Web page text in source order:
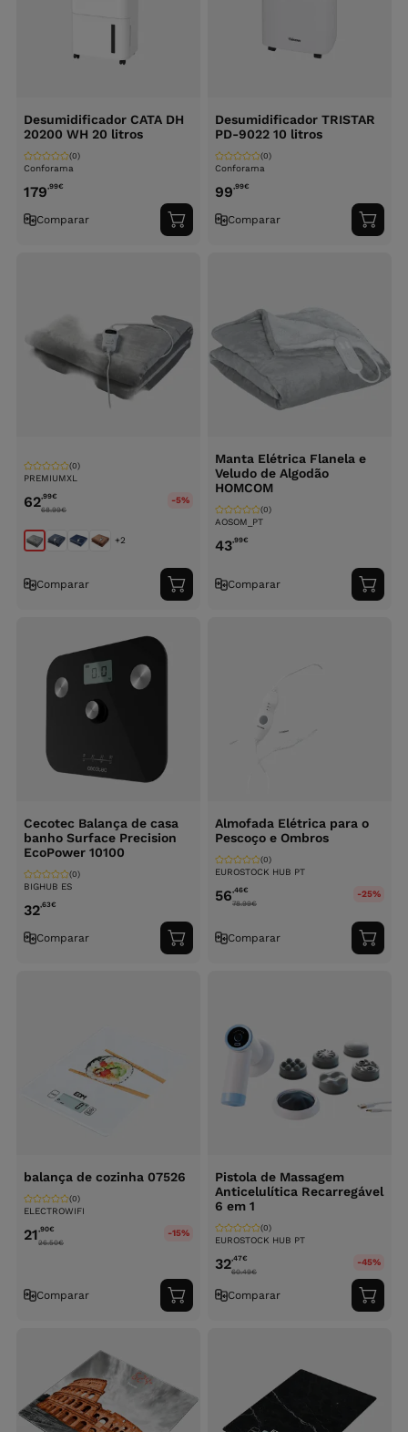
Desumidificador CATA DH
20200 WH 20 litros
Conforama
(0)
179,99€
Comparar
Adicionar
ao
Desumidificador TRISTAR
PD-9022 10 litros
Conforama
(0)
99,99€
Comparar
ao
PREMIUMXL
(0)
62,99€
68.99€
-5%
+2
Comparar
Adicionar
ao
Manta Elétrica Flanela e
Veludo de Algodão
HOMCOM
AOSOM_PT
(0)
43,99€
Comparar
ao
Cecotec Balança de casa
banho Surface Precision
EcoPower 10100
BIGHUB ES
(0)
32,63€
Comparar
Adicionar
ao
Almofada Elétrica para o
Pescoço e Ombros
EUROSTOCK HUB PT
(0)
56,46€
78.99€
-25%
Comparar
ao
balança de cozinha 07526
ELECTROWIFI
(0)
21,90€
26.50€
-15%
Comparar
Adicionar
ao
Pistola de Massagem
Anticelulítica Recarregável
6 em 1
EUROSTOCK HUB PT
(0)
32,47€
60.49€
-45%
Comparar
ao